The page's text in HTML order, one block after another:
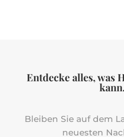
Entdecke alles, was
Bleiben Sie auf dem
neuesten